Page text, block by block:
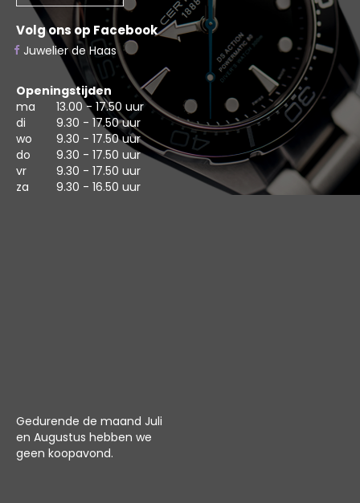
Volg ons op Facebook
Juwelier de Haas
Openingstijden
ma
13.00 - 17.50 uur
di
9.30 - 17.50 uur
wo
9.30 - 17.50 uur
do
9.30 - 17.50 uur
vr
9.30 - 17.50 uur
za
9.30 - 16.50 uur
Gedurende de maand Juli
en Augustus hebben we
geen koopavond.